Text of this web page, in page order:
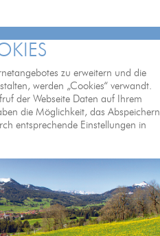
zu erweitern und die
werden „Cookies“ verwandt.
der Webseite Daten auf Ihrem
die Möglichkeit, das Abspeichern
entsprechende Einstellungen in